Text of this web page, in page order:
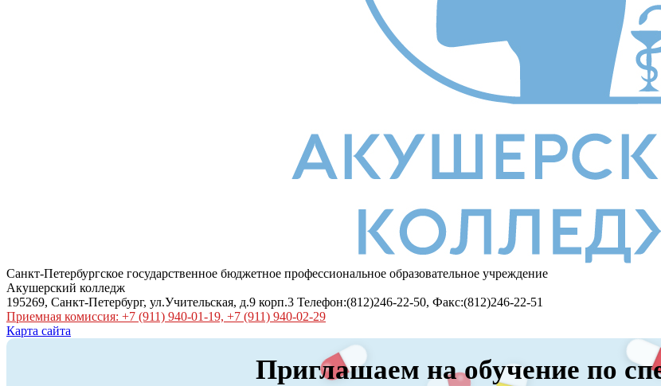
Санкт-Петербургское государственное бюджетное профессиональное образовательное учреждение
Акушерский колледж
195269, Санкт-Петербург, ул.Учительская, д.9 корп.3 Телефон:(812)246-22-50, Факс:(812)246-22-51
Приемная комиссия: +7 (911) 940-01-19, +7 (911) 940-02-29
Карта сайта
Приглашаем на обучение по